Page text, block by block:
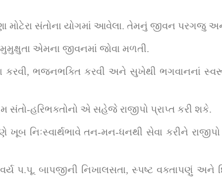
સંતોના યોગમાં આવેલા. તેમનું જીવન પરગજુ અને
એમના જીવનમાં જોવા મળતી.
કરવી, ભજનભક્તિ કરવી અને સુખેથી ભગવાનનાં
હરિભક્તોનો એ સહેજે રાજીપો પ્રાપ્ત કરી શકે.
નિઃસ્વાર્થભાવે તન-મન-ધનથી સેવા કરીને
બાપજીની નિખાલસતા, સ્પષ્ટ વક્તાપણું અને